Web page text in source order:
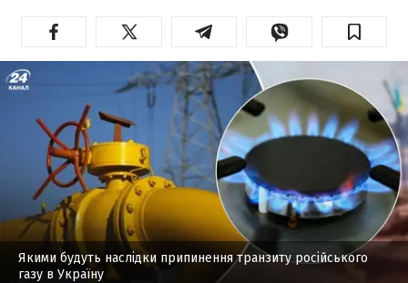
Якими будуть наслідки припинення транзиту російського
газу в Україну